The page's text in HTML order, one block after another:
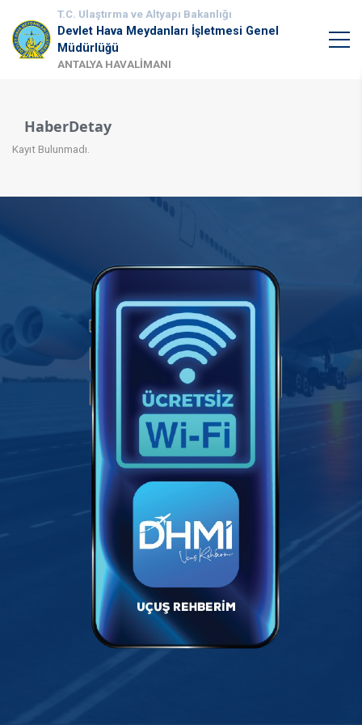
T.C. Ulaştırma ve Altyapı Bakanlığı
Devlet Hava Meydanları İşletmesi Genel
Müdürlüğü
ANTALYA HAVALİMANI
HaberDetay
Kayıt Bulunmadı.